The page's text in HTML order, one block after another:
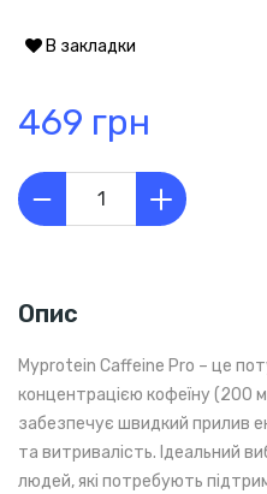
В закладки
469 грн
Опис
Myprotein Caffeine Pro – це
концентрацією кофеїну (200
забезпечує швидкий прилив
та витривалість. Ідеальний
людей, які потребують